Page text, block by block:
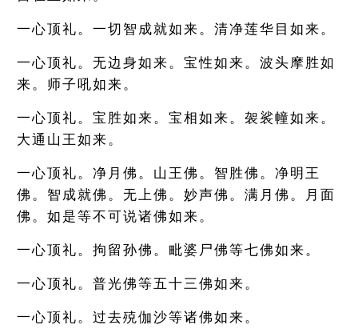
一心顶礼。一切智成就如来。清净莲华目如来。
一心顶礼。无边身如来。宝性如来。波头摩胜如
来。师子吼如来。
一心顶礼。宝胜如来。宝相如来。袈裟幢如来。
大通山王如来。
一心顶礼。净月佛。山王佛。智胜佛。净明王
佛。智成就佛。无上佛。妙声佛。满月佛。月面
佛。如是等不可说诸佛如来。
一心顶礼。拘留孙佛。毗婆尸佛等七佛如来。
一心顶礼。普光佛等五十三佛如来。
一心顶礼。过去殑伽沙等诸佛如来。